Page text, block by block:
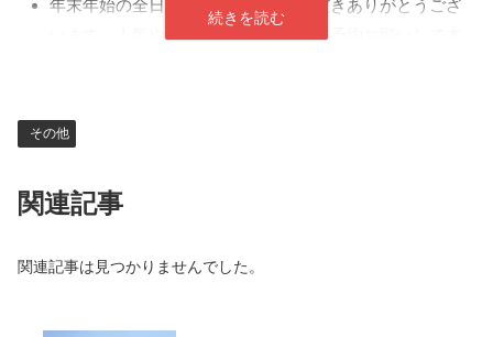
年末年始の全日予約のお手続きいただきありがとうござ
います。人気や時期的なものもあり、予約お願いして本
かりました。アーモイタリア様の記事も拝見しつつ、レ
ストランでの食事も今から楽しみにしております。
予約いただきありがとうございます！ド・スパーデ、イ
一回では食べたい料理が食べきれないのがとても残念で
その他
関連記事
関連記事は見つかりませんでした。